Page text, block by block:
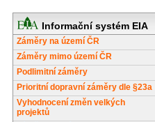
Informační systém EIA
Záměry na území ČR
Záměry mimo území ČR
Podlimitní záměry
Prioritní dopravní záměry dle §23a
Vyhodnocení změn velkých
projektů